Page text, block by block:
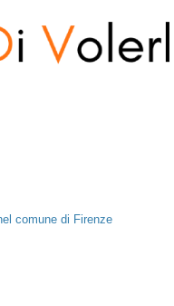
comune di Firenze